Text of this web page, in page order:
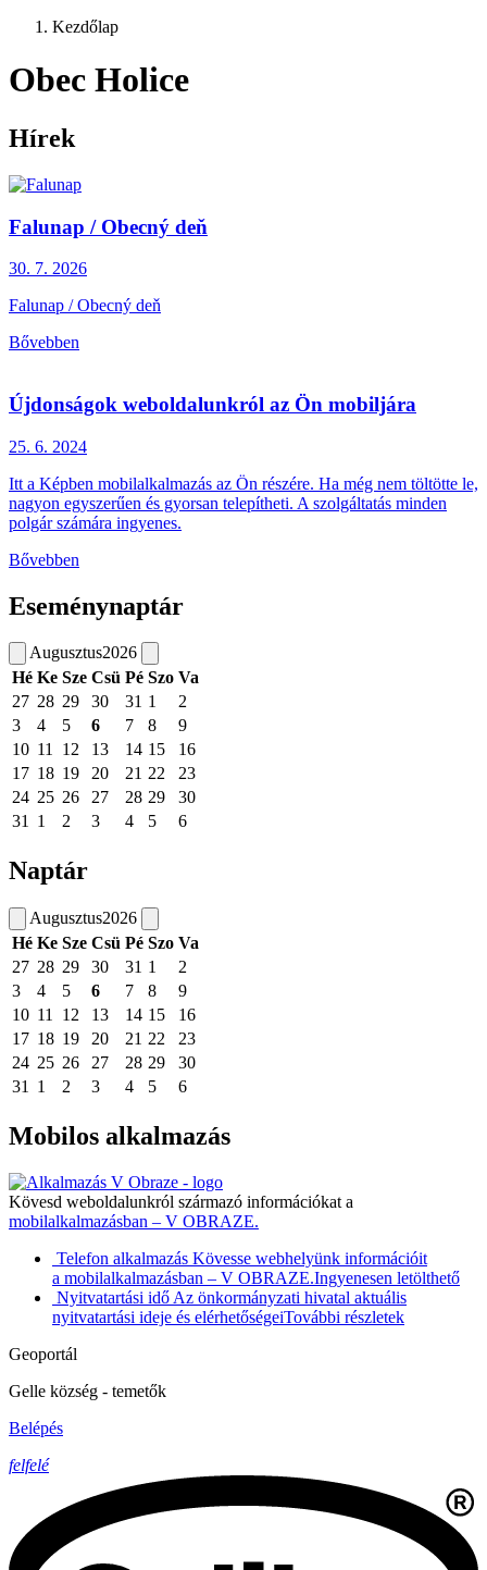
Kezdőlap
Obec Holice
Hírek
Falunap / Obecný deň
30. 7. 2026
Falunap / Obecný deň
Bővebben
Újdonságok weboldalunkról az Ön mobiljára
25. 6. 2024
Itt a Képben mobilalkalmazás az Ön részére. Ha még nem töltötte le,
nagyon egyszerűen és gyorsan telepítheti. A szolgáltatás minden
polgár számára ingyenes.
Bővebben
Eseménynaptár
Augusztus2026
Hé Ke Sze Csü Pé Szo Va
27 28 29 30 31 1
2
3
4 5 6 7 8
9
10 11 12 13 14 15
16
17 18 19 20 21 22
23
24 25 26 27 28 29
30
31 1 2 3 4 5 6
Naptár
Augusztus2026
Hé Ke Sze Csü Pé Szo Va
27 28 29 30 31 1
2
3
4 5 6 7 8
9
10 11 12 13 14 15
16
17 18 19 20 21 22
23
24 25 26 27 28 29
30
31
1 2 3 4 5 6
Mobilos alkalmazás
Kövesd weboldalunkról származó információkat a
mobilalkalmazásban – V OBRAZE.
Telefon alkalmazás Kövesse webhelyünk információit
a mobilalkalmazásban – V OBRAZE.Ingyenesen letölthető
Nyitvatartási idő Az önkormányzati hivatal aktuális
nyitvatartási ideje és elérhetőségeiTovábbi részletek
Geoportál
Gelle község - temetők
Belépés
felfelé